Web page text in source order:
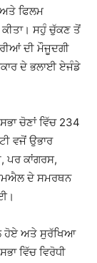
ਅਤੇ ਫਿਲਮ
ਕੀਤਾ। ਸਹੁੰ ਚੁੱਕਣ ਤੋਂ
ਦੀ ਮੌਜੂਦਗੀ
ਦੇ ਭਲਾਈ ਏਜੰਡੇ
ਚੋਣਾਂ ਵਿੱਚ 234
ਵਜੋਂ ਉਭਾਰ
ਪਰ ਕਾਂਗਰਸ,
ਦੇ ਸਮਰਥਨ
ਹੋਏ ਅਤੇ ਸੁਰੱਖਿਆ
ਵਿੱਚ ਵਿਰੋਧੀ